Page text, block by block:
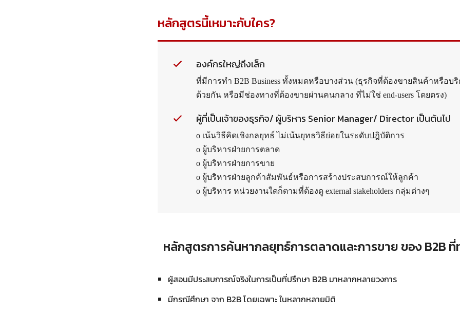
หลักสูตรนี้เหมาะกับใคร?
องค์กรใหญ่ถึงเล็ก
ที่มีการทำ B2B Business ทั้งหมดหรือบางส่วน (ธุรกิจที่ต้องขายสินค้าหรือบ
ด้วยกัน หรือมีช่องทางที่ต้องขายผ่านคนกลาง ที่ไม่ใช่ end-users โดยตรง)
ผู้ที่เป็นเจ้าของธุรกิจ/ ผู้บริหาร Senior Manager/ Director เป็นต้นไป
o เน้นวิธีคิดเชิงกลยุทธ์ ไม่เน้นยุทธวิธีย่อยในระดับปฎิบัติการ
o ผู้บริหารฝ่ายการตลาด
o ผู้บริหารฝ่ายการขาย
o ผู้บริหารฝ่ายลูกค้าสัมพันธ์หรือการสร้างประสบการณ์ให้ลูกค้า
o ผู้บริหาร หน่วยงานใดก็ตามที่ต้องดู external stakeholders กลุ่มต่างๆ
หลักสูตรการค้นหากลยุทธ์การตลาดและการขาย ของ B2B
ผู้สอนมีประสบการณ์จริงในการเป็นที่ปรึกษา B2B มาหลากหลายวงการ
มีกรณีศึกษา จาก B2B โดยเฉพาะ ในหลากหลายมิติ